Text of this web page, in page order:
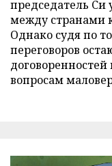
председатель Си
между странами
Однако судя по
переговоров
вопросам